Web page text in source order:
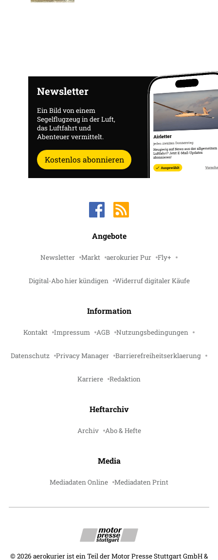
Newsletter
Ein Bild von einem
Segelflugzeug in der Luft,
das Luftfahrt und
Abenteuer vermittelt.
Kostenlos abonnieren
Angebote
Newsletter Markt aerokurier Pur Fly+
Digital-Abo hier kündigen Widerruf digitaler Käufe
Information
Kontakt Impressum AGB Nutzungsbedingungen
Datenschutz Privacy Manager Barrierefreiheitserklaerung
Karriere Redaktion
Heftarchiv
Archiv Abo & Hefte
Media
Mediadaten Online Mediadaten Print
© 2026 aerokurier ist ein Teil der Motor Presse Stuttgart GmbH &